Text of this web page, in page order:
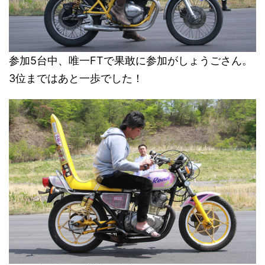
参加5台中、唯一FTで果敢に参加がしょうごさん。
3位まではあと一歩でした！